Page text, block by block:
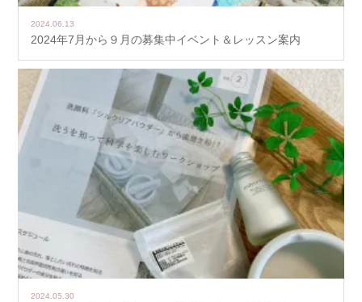
2024.06.13
2024年7月から９月の募集中イベント＆レッスン案内
2024.05.30